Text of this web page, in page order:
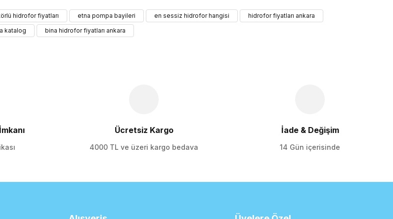
Bu ürüne ilk yorumu siz yapın!
hidrofor fiyatları etna pompa bayileri en sessiz hidrofor hangisi
hidrofor fiyatları ankara
katalog bina hidrofor fiyatları ankara
Ücretsiz Kargo
4000 TL ve üzeri kargo bedava
İade & Değişim
14 Gün içerisinde